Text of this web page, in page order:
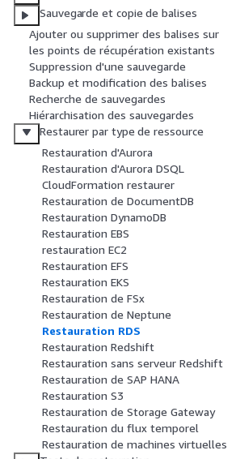
Sauvegarde et copie de balises
Ajouter ou supprimer des balises sur
les points de récupération existants
Suppression d'une sauvegarde
Backup et modification des balises
Recherche de sauvegardes
Hiérarchisation des sauvegardes
Restaurer par type de ressource
Restauration d'Aurora
Restauration d'Aurora DSQL
CloudFormation restaurer
Restauration de DocumentDB
Restauration DynamoDB
Restauration EBS
restauration EC2
Restauration EFS
Restauration EKS
Restauration de FSx
Restauration de Neptune
Restauration RDS
Restauration Redshift
Restauration sans serveur Redshift
Restauration de SAP HANA
Restauration S3
Restauration de Storage Gateway
Restauration du flux temporel
Restauration de machines virtuelles